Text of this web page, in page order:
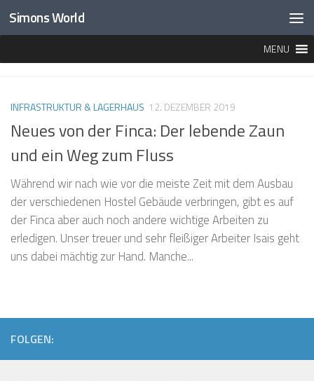
Unter dem Inhalt
Simons World
MENU
INFRASTRUKTUR & LAGERHAUS 12. DEZEMBER 2019
Neues von der Finca: Der lebende Zaun
und ein Weg zum Fluss
Während wir nach wie vor die meiste Zeit mit dem Ausbau
der verschiedenen Hostel Gebäude verbringen, gibt es auf
der Finca aber auch noch andere wichtige Arbeiten zu
erledigen. Unser treuer und sehr fleißiger Arbeiter Isais geht
uns dabei mächtig zur Hand. Manche...
FOLGEN: